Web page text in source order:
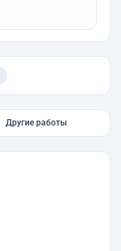
Другие работы